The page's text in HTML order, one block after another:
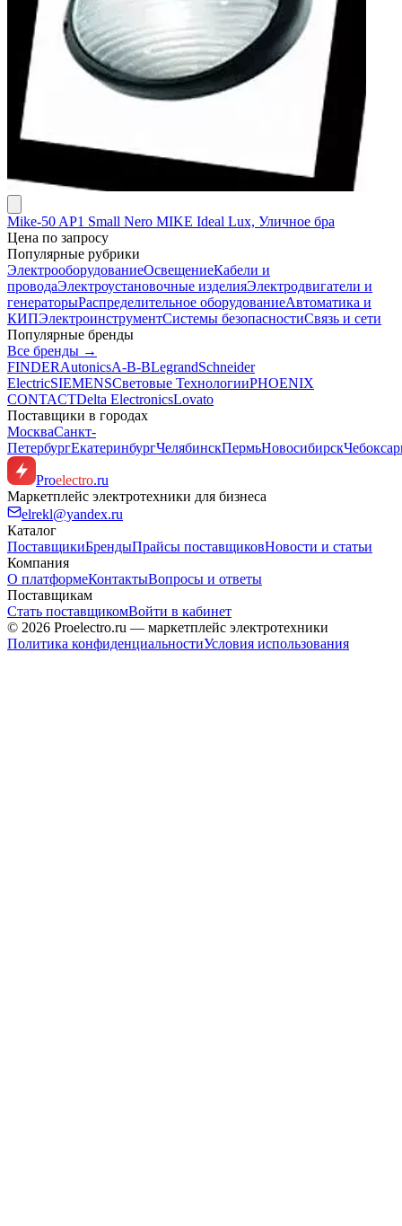
Mike-50 AP1 Small Nero MIKE Ideal Lux, Уличное бра
Цена по запросу
Популярные рубрики
ЭлектрооборудованиеОсвещениеКабели и
проводаЭлектроустановочные изделияЭлектродвигатели и
генераторыРаспределительное оборудованиеАвтоматика и
КИПЭлектроинструментСистемы безопасностиСвязь и сети
Популярные бренды
Все бренды →
FINDERAutonicsA-B-BLegrandSchneider
ElectricSIEMENSСветовые ТехнологииPHOENIX
CONTACTDelta ElectronicsLovato
Поставщики в городах
МоскваСанкт-
ПетербургЕкатеринбургЧелябинскПермьНовосибирск
Proelectro.ru
Маркетплейс электротехники для бизнеса
elrekl@yandex.ru
Каталог
ПоставщикиБрендыПрайсы поставщиковНовости и статьи
Компания
О платформеКонтактыВопросы и ответы
Поставщикам
Стать поставщикомВойти в кабинет
© 2026 Proelectro.ru — маркетплейс электротехники
Политика конфиденциальностиУсловия использования